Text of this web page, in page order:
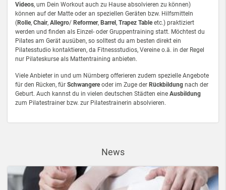
Videos, um Dein Workout auch zu Hause absolvieren zu können)
können auf der Matte oder an speziellen Geräten bzw. Hilfsmitteln
(Rolle, Chair, Allegro/ Reformer, Barrel , Trapez Tableetc.) praktiziert
werden und finden als Einzel- oder Gruppentraining statt. Möchtest du
Pilates am Gerät ausüben, so solltest du am besten direkt ein
Pilatesstudio kontaktieren, da Fitnessstudios, Vereine o.ä. in der Regel
nur Pilateskurse als Mattentraining anbieten.
Viele Anbieter in und um Nürnberg offerieren zudem spezielle Angebote
für den Rücken, für Schwangereoder im Zuge der Rückbildung nach der
Geburt. Auch kannst du in vielen deutschen Städten eine Ausbildung
zum Pilatestrainer bzw. zur Pilatestrainerin absolvieren.
News